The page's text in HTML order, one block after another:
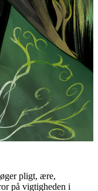
pligt, ære,
på vigtigheden i